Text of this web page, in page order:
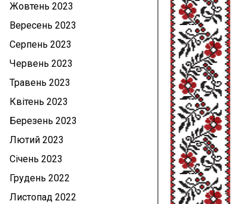
Жовтень 2023
Вересень 2023
Серпень 2023
Червень 2023
Травень 2023
Квітень 2023
Березень 2023
Лютий 2023
Січень 2023
Грудень 2022
Листопад 2022